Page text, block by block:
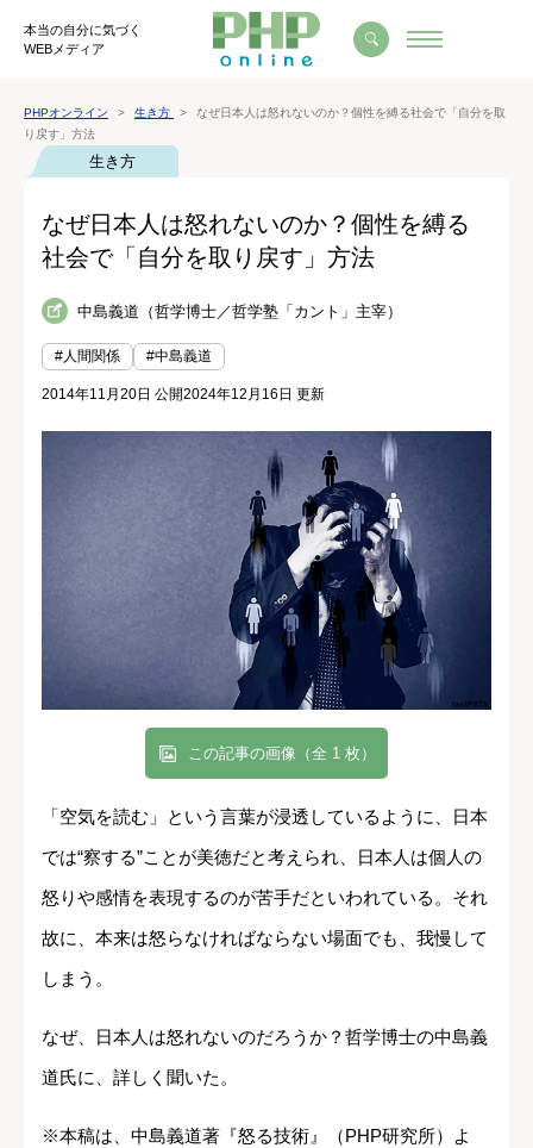
本当の自分に気づく
WEBメディア
PHPオンライン 生き方
なぜ日本人は怒れないのか？個性を縛る社会で「自分を取
り戻す」方法
生き方
なぜ日本人は怒れないのか？個性を縛る
社会で「自分を取り戻す」方法
中島義道（哲学博士／哲学塾「カント」主宰）
#人間関係 #中島義道
2014年11月20日 公開2024年12月16日 更新
この記事の画像（全 1 枚）
「空気を読む」という言葉が浸透しているように、日本
では“察する”ことが美徳だと考えられ、日本人は個人の
怒りや感情を表現するのが苦手だといわれている。それ
故に、本来は怒らなければならない場面でも、我慢して
しまう。
なぜ、日本人は怒れないのだろうか？哲学博士の中島義
道氏に、詳しく聞いた。
※本稿は、中島義道著『怒る技術』（PHP研究所）よ